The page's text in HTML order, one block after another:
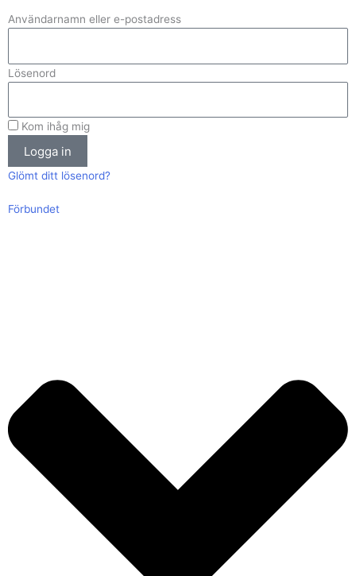
Användarnamn eller e-postadress
Lösenord
Kom ihåg mig
Logga in
Glömt ditt lösenord?
Förbundet